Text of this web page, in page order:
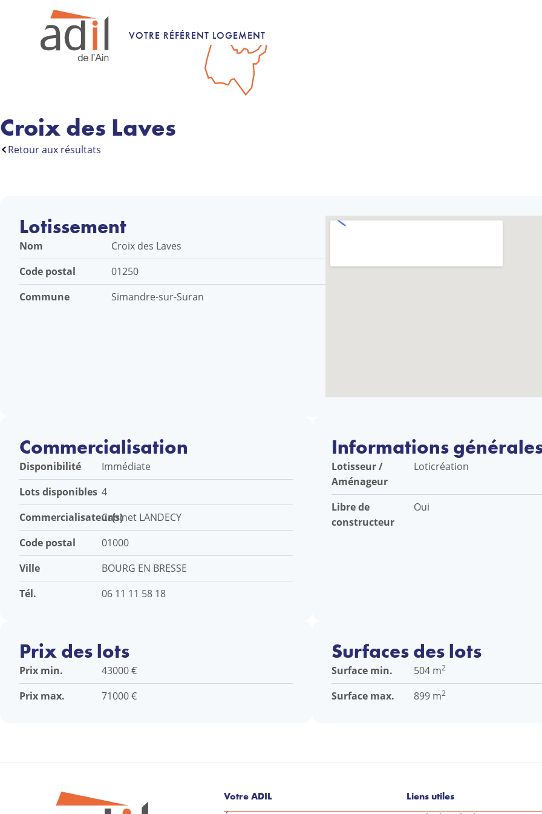
VOTRE RÉFÉRENT LOGEMENT
Croix des Laves
Retour aux résultats
Lotissement
Nom
Croix des Laves
Code postal
01250
Commune
Simandre-sur-Suran
Commercialisation
Disponibilité
Immédiate
Lots disponibles 4
Commercialisateur(s)Cabinet LANDECY
Code postal
01000
Ville
BOURG EN BRESSE
Tél.
06 11 11 58 18
Informations
Lotisseur /
Aménageur
Loticréation
Libre de
constructeur
Oui
Prix des lots
Prix min.
43000 €
Prix max.
71000 €
Surfaces des lots
Surface min. 504 m2
Surface max. 899 m2
Votre ADIL Liens utiles